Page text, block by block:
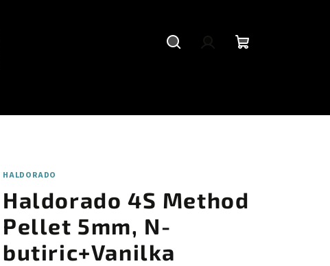
HALDORADO
Haldorado 4S Method
Pellet 5mm, N-
butiric+Vanilka